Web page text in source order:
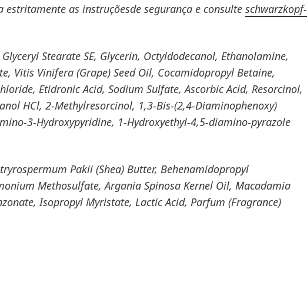
as instruçõesde segurança e consulte schwarzkopf-
Stearate SE, Glycerin, Octyldodecanol, Ethanolamine,
Vitis Vinifera (Grape) Seed Oil, Cocamidopropyl Betaine,
Etidronic Acid, Sodium Sulfate, Ascorbic Acid, Resorcinol,
HCl, 2-Methylresorcinol, 1,3-Bis-(2,4-Diaminophenoxy)
3-Hydroxypyridine, 1-Hydroxyethyl-4,5-diamino-pyrazole
Pakii (Shea) Butter, Behenamidopropyl
Methosulfate, Argania Spinosa Kernel Oil, Macadamia
Isopropyl Myristate, Lactic Acid, Parfum (Fragrance)